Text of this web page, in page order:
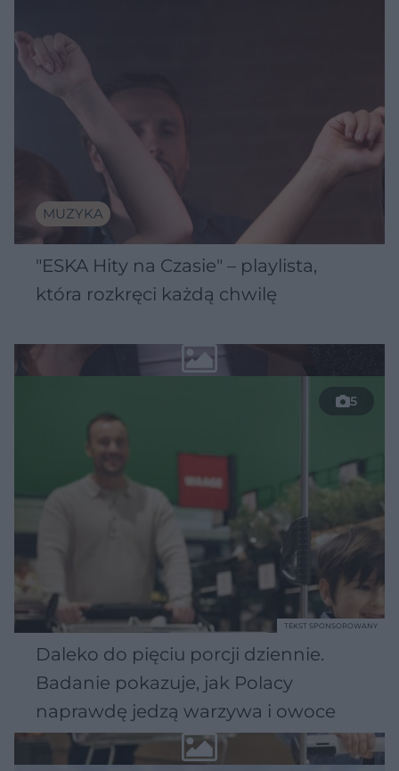
MUZYKA
"ESKA Hity na Czasie" – playlista,
która rozkręci każdą chwilę
5
Daleko do pięciu porcji dziennie.
Badanie pokazuje, jak Polacy
naprawdę jedzą warzywa i owoce
TEKST SPONSOROWANY